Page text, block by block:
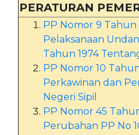
PERATURAN
PP Nomor 9 Tahun
Pelaksanaan
Tahun 1974
PP Nomor 10
Perkawinan dan
Negeri Sipil
PP Nomor 45
Perubahan PP No